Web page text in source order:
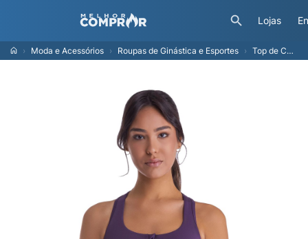
Lojas
Moda e Acessórios Roupas de Ginástica e Esportes Top de Corrida Mizuno Soul Fit Logo Feminino